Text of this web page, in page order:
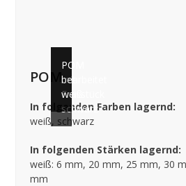
POM
mit
Frässtück
schwarz
POM
bearbeitet
weiß
POM
In folgenden Farben lagernd:
weiß, schwarz
In folgenden Stärken lagernd:
weiß: 6 mm, 20 mm, 25 mm, 30
mm